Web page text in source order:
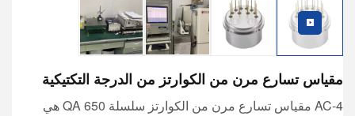
مقياس تسارع مرن من الكوارتز من الدرجة التكتيكية
AC-4 مقياس تسارع مرن من الكوارتز
سلسلة QA 650 هي